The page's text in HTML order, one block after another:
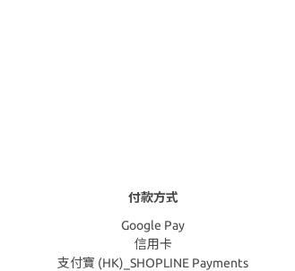
付款方式
Google Pay
信用卡
支付寶 (HK)_SHOPLINE Payments